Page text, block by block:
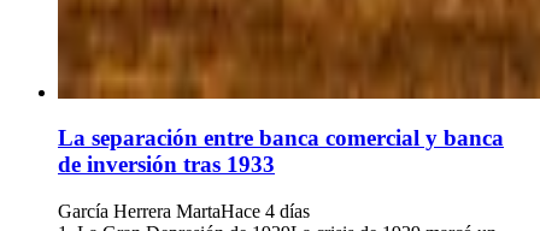
La separación entre banca comercial y banca
de inversión tras 1933
García Herrera MartaHace 4 días